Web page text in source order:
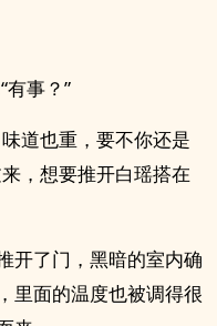
有事？”
道也重，要不你还是
，想要推开白瑶搭在
开了门，黑暗的室内确
里面的温度也被调得很